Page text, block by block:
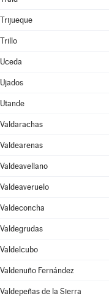
Trijueque
Trillo
Uceda
Ujados
Utande
Valdarachas
Valdearenas
Valdeavellano
Valdeaveruelo
Valdeconcha
Valdegrudas
Valdelcubo
Valdenuño Fernández
Valdepeñas de la Sierra